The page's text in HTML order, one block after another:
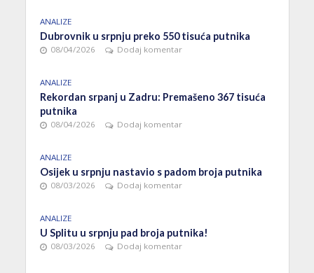
ANALIZE
Dubrovnik u srpnju preko 550 tisuća putnika
08/04/2026 Dodaj komentar
ANALIZE
Rekordan srpanj u Zadru: Premašeno 367 tisuća
putnika
08/04/2026 Dodaj komentar
ANALIZE
Osijek u srpnju nastavio s padom broja putnika
08/03/2026 Dodaj komentar
ANALIZE
U Splitu u srpnju pad broja putnika!
08/03/2026 Dodaj komentar